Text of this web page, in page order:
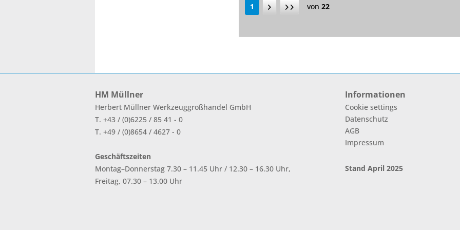
1 von 22
HM Müllner
Herbert Müllner Werkzeuggroßhandel GmbH
T. +43 / (0)6225 / 85 41 - 0
T. +49 / (0)8654 / 4627 - 0
Geschäftszeiten
Montag–Donnerstag 7.30 – 11.45 Uhr / 12.30 – 16.30 Uhr,
Freitag, 07.30 – 13.00 Uhr
Informationen
Cookie settings
Datenschutz
AGB
Impressum
Stand April 2025